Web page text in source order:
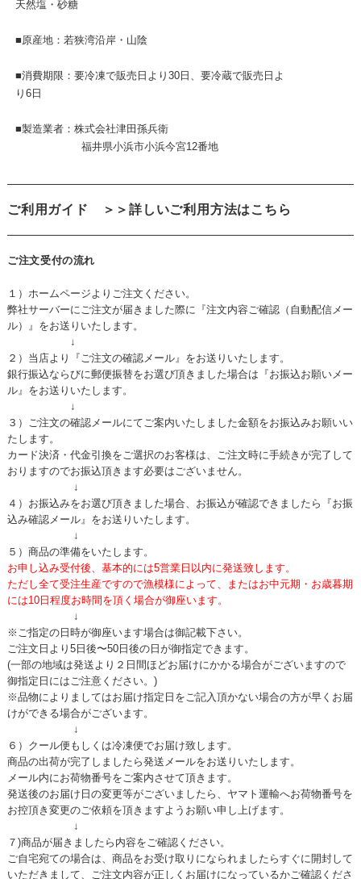
天然塩・砂糖
■原産地：若狭湾沿岸・山陰
■消費期限：要冷凍で販売日より30日、要冷蔵で販売日よ
り6日
■製造業者：株式会社津田孫兵衛
福井県小浜市小浜今宮12番地
ご利用ガイド ＞＞詳しいご利用方法はこちら
ご注文受付の流れ
１）ホームページよりご注文ください。
弊社サーバーにご注文が届きました際に『注文内容ご確認（自動配信メー
ル）』をお送りいたします。
↓
２）当店より『ご注文の確認メール』をお送りいたします。
銀行振込ならびに郵便振替をお選び頂きました場合は『お振込お願いメー
ル』をお送りいたします。
↓
３）ご注文の確認メールにてご案内いたしました金額をお振込みお願いい
たします。
カード決済・代金引換をご選択のお客様は、ご注文時に手続きが完了して
おりますのでお振込頂きます必要はございません。
↓
４）お振込みをお選び頂きました場合、お振込が確認できましたら『お振
込み確認メール』をお送りいたします。
↓
５）商品の準備をいたします。
お申し込み受付後、基本的には5営業日以内に発送致します。
ただし全て受注生産ですので漁模様によって、またはお中元期・お歳暮期
には10日程度お時間を頂く場合が御座います。
↓
※ご指定の日時が御座います場合は御記載下さい。
ご注文日より5日後〜50日後の日が御指定できます。
(一部の地域は発送より２日間ほどお届けにかかる場合がございますので
御指定日にはご注意ください。)
※品物によりましてはお届け指定日をご記入頂かない場合の方が早くお届
けができる場合がございます。
↓
６）クール便もしくは冷凍便でお届け致します。
商品の出荷が完了しましたら発送メールをお送りいたします。
メール内にお荷物番号をご案内させて頂きます。
発送後のお届け日の変更等がございましたら、ヤマト運輸へお荷物番号を
お控頂き変更のご依頼を頂きますようお願い申し上げます。
↓
７)商品が届きましたら内容をご確認ください。
ご自宅宛ての場合は、商品をお受け取りになられましたらすぐに開封して
いただきまして、ご注文内容が正しくお届けになっているかご確認くださ